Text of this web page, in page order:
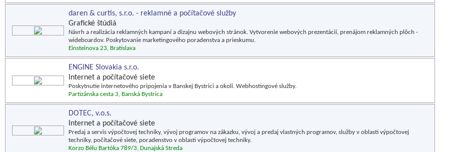
daren & curtis, s.r.o. - reklamné a počítačové služby
Grafické štúdiá
Návrh a realizácia reklamných kampaní a dizajnu webových stránok. Vytvorenie webových prezentácií, prenájom reklamných plôch -
wideboardov. Poskytovanie marketingového poradenstva a prieskumu.
Einsteinova 23, Bratislava
ENGINE Slovakia s.r.o.
Internet a počítačové siete
Poskytnutie internetového pripojenia v Banskej Bystrici a okolí. Webhostingové služby.
Partizánska cesta 3, Banská Bystrica
DOTEC, v.o.s.
Internet a počítačové siete
Predaj a servis výpočtovej techniky, vývoj programov na zákazku, vývoj a predaj vlastných programov, služby v oblasti výpočtovej
techniky, počítačové siete, poradenstvo v oblasti výpočtovej techniky.
Korzo Bélu Bartóka 789/3, Dunajská Streda